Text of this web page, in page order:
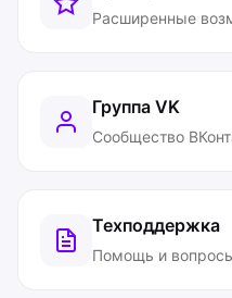
Расширенные
Группа VK
Сообщество
Техподдержка
Помощь и